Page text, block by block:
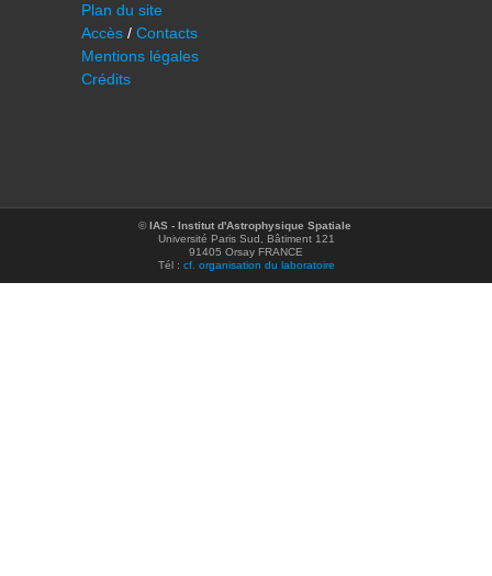
Plan du site
Accès / Contacts
Mentions légales
Crédits
©IAS - Institut d'Astrophysique Spatiale
Université Paris Sud, Bâtiment 121
91405 Orsay FRANCE
Tél : cf. organisation du laboratoire